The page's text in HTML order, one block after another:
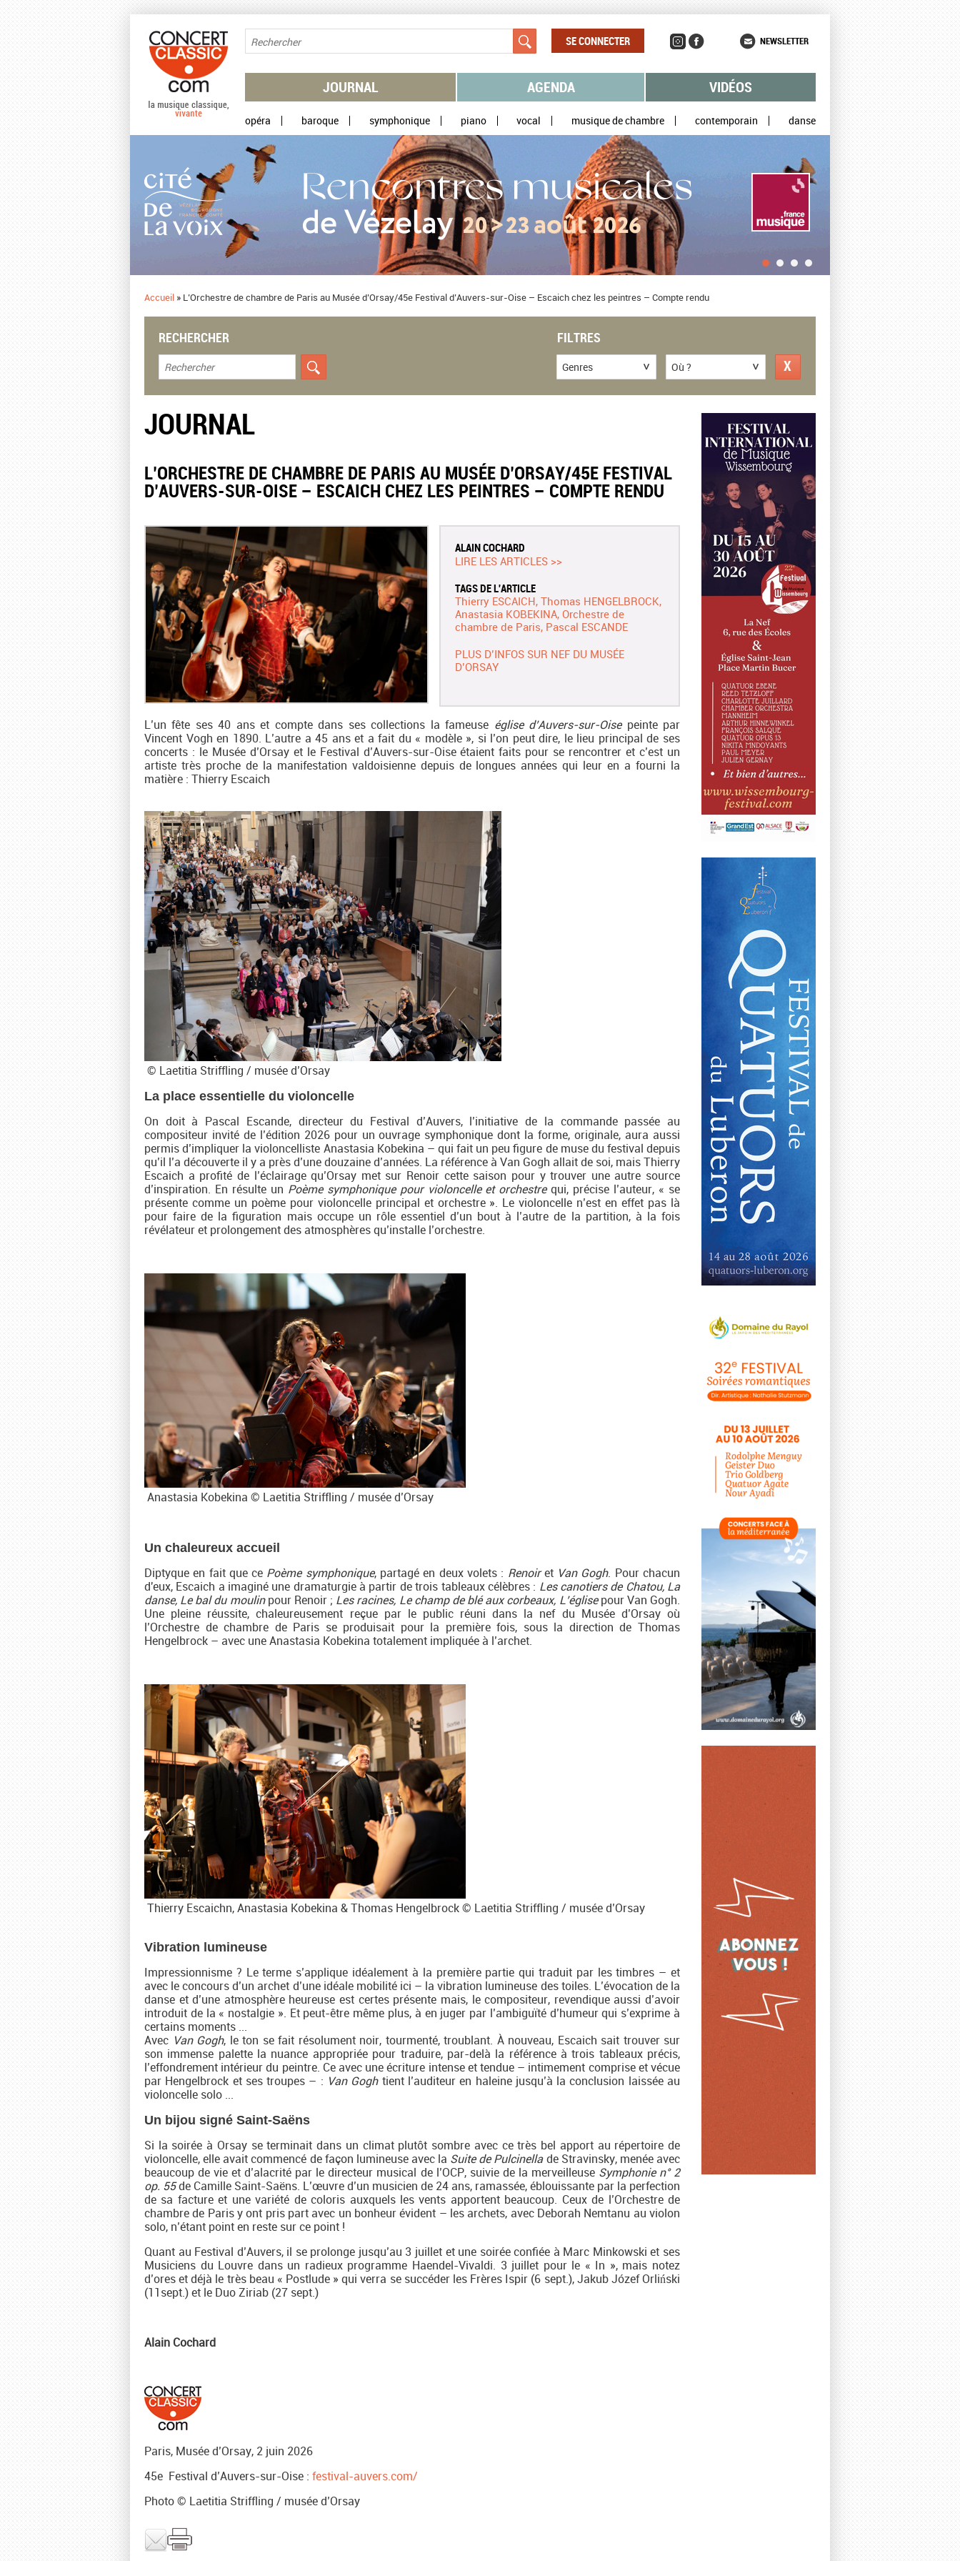
SE CONNECTER NEWSLETTER
JOURNAL AGENDA VIDÉOS
opéra baroque symphonique piano vocal musique de chambre contemporain danse
Accueil » L’Orchestre de chambre de Paris au Musée d’Orsay/45e Festival d’Auvers-sur-Oise – Escaich chez les peintres – Compte rendu
RECHERCHER FILTRES
Genres Où ?
JOURNAL
L’ORCHESTRE DE CHAMBRE DE PARIS AU MUSÉE D’ORSAY/45E FESTIVAL
D’AUVERS-SUR-OISE – ESCAICH CHEZ LES PEINTRES – COMPTE RENDU
ALAIN COCHARD
LIRE LES ARTICLES >>
TAGS DE L'ARTICLE
Thierry ESCAICH Thomas HENGELBROCK
Anastasia KOBEKINA Orchestre de
chambre de Paris Pascal ESCANDE
PLUS D’INFOS SUR NEF DU MUSÉE
D’ORSAY
L’un fête ses 40 ans et compte dans ses collections la fameuse église d’Auvers-sur-Oisepeinte par
Vincent Vogh en 1890. L’autre a 45 ans et a fait du « modèle », si l’on peut dire, le lieu principal de ses
concerts : le Musée d’Orsay et le Festival d’Auvers-sur-Oise étaient faits pour se rencontrer et c’est un
artiste très proche de la manifestation valdoisienne depuis de longues années qui leur en a fourni la
matière : Thierry Escaich
© Laetitia Striffling / musée d’Orsay
La place essentielle du violoncelle
On doit à Pascal Escande, directeur du Festival d’Auvers, l’initiative de la commande passée au
compositeur invité de l’édition 2026 pour un ouvrage symphonique dont la forme, originale, aura aussi
permis d’impliquer la violoncelliste Anastasia Kobekina – qui fait un peu figure de muse du festival depuis
qu’il l’a découverte il y a près d’une douzaine d’années. La référence à Van Gogh allait de soi, mais Thierry
Escaich a profité de l’éclairage qu’Orsay met sur Renoir cette saison pour y trouver une autre source
d’inspiration. En résulte un Poème symphonique pour violoncelle et orchestrequi, précise l’auteur, « se
présente comme un poème pour violoncelle principal et orchestre ». Le violoncelle n’est en effet pas là
pour faire de la figuration mais occupe un rôle essentiel d’un bout à l’autre de la partition, à la fois
révélateur et prolongement des atmosphères qu’installe l’orchestre.
Anastasia Kobekina © Laetitia Striffling / musée d’Orsay
Un chaleureux accueil
Diptyque en fait que ce Poème symphonique, partagé en deux volets : Renoiret Van Gogh. Pour chacun
d'eux, Escaich a imaginé une dramaturgie à partir de trois tableaux célèbres : Les canotiers de Chatou, La
danse, Le bal du moulinpour Renoir ; Les racines, Le champ de blé aux corbeaux, L’églisepour Van Gogh.
Une pleine réussite, chaleureusement reçue par le public réuni dans la nef du Musée d’Orsay où
l’Orchestre de chambre de Paris se produisait pour la première fois, sous la direction de Thomas
Hengelbrock – avec une Anastasia Kobekina totalement impliquée à l’archet.
Thierry Escaichn, Anastasia Kobekina & Thomas Hengelbrock © Laetitia Striffling / musée d’Orsay
Vibration lumineuse
Impressionnisme ? Le terme s’applique idéalement à la première partie qui traduit par les timbres – et
avec le concours d’un archet d’une idéale mobilité ici – la vibration lumineuse des toiles. L’évocation de la
danse et d’une atmosphère heureuse est certes présente mais, le compositeur, revendique aussi d’avoir
introduit de la « nostalgie ». Et peut-être même plus, à en juger par l’ambiguïté d’humeur qui s’exprime à
certains moments ...
Avec Van Gogh, le ton se fait résolument noir, tourmenté, troublant. À nouveau, Escaich sait trouver sur
son immense palette la nuance appropriée pour traduire, par-delà la référence à trois tableaux précis,
l’effondrement intérieur du peintre. Ce avec une écriture intense et tendue – intimement comprise et vécue
par Hengelbrock et ses troupes – : Van Goghtient l’auditeur en haleine jusqu’à la conclusion laissée au
violoncelle solo ...
Un bijou signé Saint-Saëns
Si la soirée à Orsay se terminait dans un climat plutôt sombre avec ce très bel apport au répertoire de
violoncelle, elle avait commencé de façon lumineuse avec la Suite de Pulcinellade Stravinsky, menée avec
beaucoup de vie et d’alacrité par le directeur musical de l’OCP, suivie de la merveilleuse Symphonie n° 2
op. 55de Camille Saint-Saëns. L’œuvre d’un musicien de 24 ans, ramassée, éblouissante par la perfection
de sa facture et une variété de coloris auxquels les vents apportent beaucoup. Ceux de l’Orchestre de
chambre de Paris y ont pris part avec un bonheur évident – les archets, avec Deborah Nemtanu au violon
solo, n’étant point en reste sur ce point !
Quant au Festival d’Auvers, il se prolonge jusqu’au 3 juillet et une soirée confiée à Marc Minkowski et ses
Musiciens du Louvre dans un radieux programme Haendel-Vivaldi. 3 juillet pour le « In », mais notez
d’ores et déjà le très beau « Postlude » qui verra se succéder les Frères Ispir (6 sept.), Jakub Józef Orliński
(11sept.) et le Duo Ziriab (27 sept.)
Alain Cochard
Paris, Musée d’Orsay, 2 juin 2026
45e Festival d’Auvers-sur-Oise : festival-auvers.com/
Photo © Laetitia Striffling / musée d’Orsay